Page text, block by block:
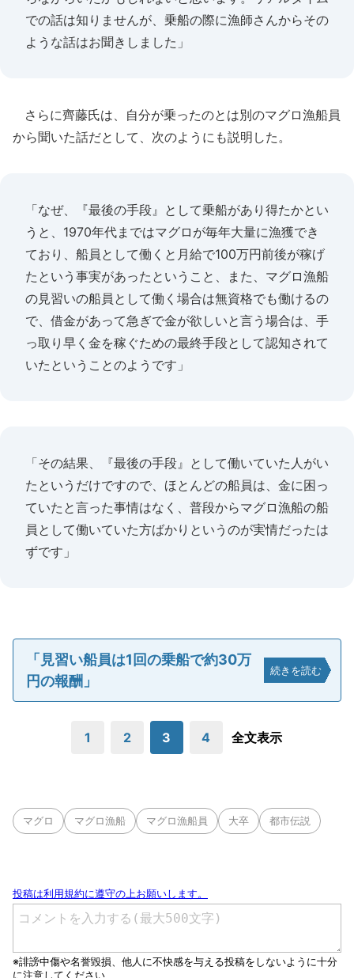
での話は知りませんが、乗船の際に漁師さんからその
ような話はお聞きしました」
さらに齊藤氏は、自分が乗ったのとは別のマグロ漁船員
から聞いた話だとして、次のようにも説明した。
「なぜ、『最後の手段』として乗船があり得たかとい
うと、1970年代まではマグロが毎年大量に漁獲でき
ており、船員として働くと月給で100万円前後が稼げ
たという事実があったということ、また、マグロ漁船
の見習いの船員として働く場合は無資格でも働けるの
で、借金があって急ぎで金が欲しいと言う場合は、手
っ取り早く金を稼ぐための最終手段として認知されて
いたということのようです」
「その結果、『最後の手段』として働いていた人がい
たというだけですので、ほとんどの船員は、金に困っ
ていたと言った事情はなく、普段からマグロ漁船の船
員として働いていた方ばかりというのが実情だったは
ずです」
「見習い船員は1回の乗船で約30万
円の報酬」
続きを読む
1 2 3 4 全文表示
マグロ マグロ漁船 マグロ漁船員 大卒 都市伝説